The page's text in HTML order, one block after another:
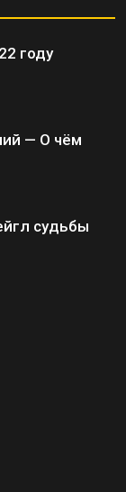
году
— О чём
судьбы